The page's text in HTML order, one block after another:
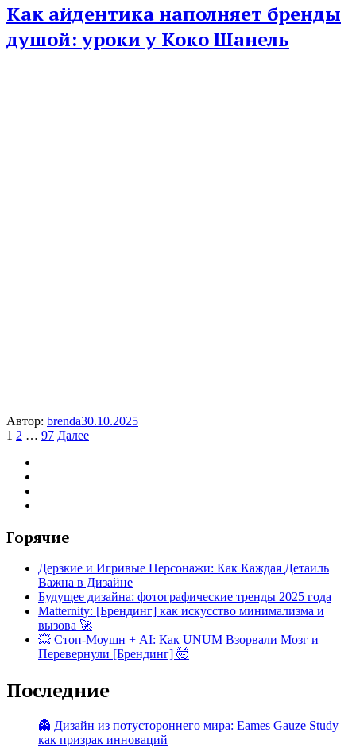
Как айдентика наполняет бренды
душой: уроки у Коко Шанель
Автор: brenda30.10.2025
Пагинация
записей
1 2 … 97 Далее
Горячие
Дерзкие и Игривые Персонажи: Как Каждая Детаиль
Важна в Дизайне
Будущее дизайна: фотографические тренды 2025 года
Matternity: [Брендинг] как искусство минимализма и
вызова 🚀
💥 Стоп-Моушн + AI: Как UNUM Взорвали Мозг и
Перевернули [Брендинг] 🤯
Последние
👻 Дизайн из потустороннего мира: Eames Gauze Study
как призрак инноваций